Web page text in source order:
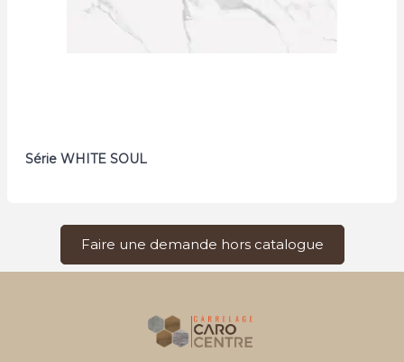
Série WHITE SOUL
Faire une demande hors catalogue